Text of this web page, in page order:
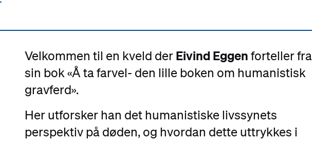
Velkommen til en kveld der Eivind Eggen forteller fra
sin bok «Å ta farvel- den lille boken om humanistisk
gravferd».
Her utforsker han det humanistiske livssynets
perspektiv på døden, og hvordan dette uttrykkes i